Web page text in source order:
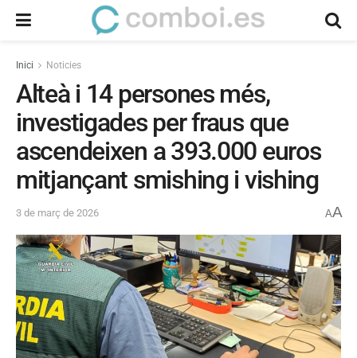
Inici Noticies
Alteà i 14 persones més,
investigades per fraus que
ascendeixen a 393.000 euros
mitjançant smishing i vishing
3 de març de 2026 AA